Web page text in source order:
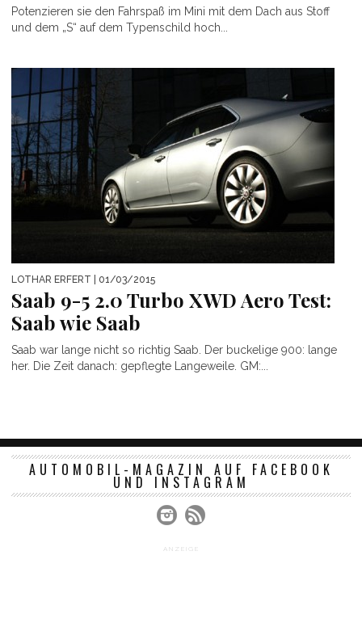
Potenzieren sie den Fahrspaß im Mini mit dem Dach aus Stoff
und dem „S“ auf dem Typenschild hoch...
LOTHAR ERFERT | 01/03/2015
Saab 9-5 2.0 Turbo XWD Aero Test:
Saab wie Saab
Saab war lange nicht so richtig Saab. Der buckelige 900: lange
her. Die Zeit danach: gepflegte Langeweile. GM:...
AUTOMOBIL-MAGAZIN AUF FACEBOOK
UND INSTAGRAM
ANZEIGE